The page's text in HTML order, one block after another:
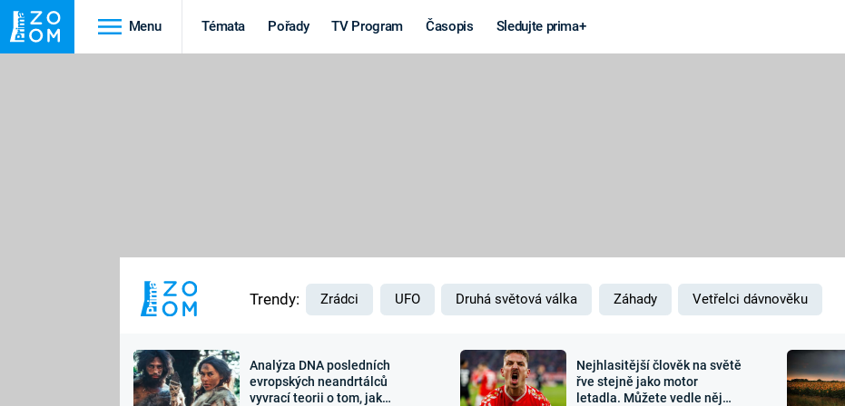
Menu Témata Pořady TV Program Časopis Sledujte prima+
MARS
Výročí
Záhady a
Zajímavosti
Trendy: Zrádci UFO Druhá světová válka Záhady Vetřelci dávnověku
Analýza DNA posledních
evropských neandrtálců
vyvrací teorii o tom, jak
Nejhlasitější člověk na světě
řve stejně jako motor
letadla. Můžete vedle něj